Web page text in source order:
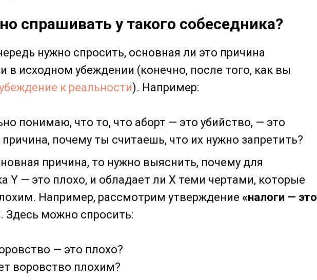
спрашивать у такого собеседника?
нужно спросить, основная ли это причина
в исходном убеждении (конечно, после того, как вы
к реальности). Например:
понимаю, что то, что аборт — это убийство, — это
почему ты считаешь, что их нужно запретить?
причина, то нужно выяснить, почему для
Y — это плохо, и обладает ли Х теми чертами, которые
Например, рассмотрим утверждение «налоги — это
. Здесь можно спросить:
— это плохо?
воровство плохим?